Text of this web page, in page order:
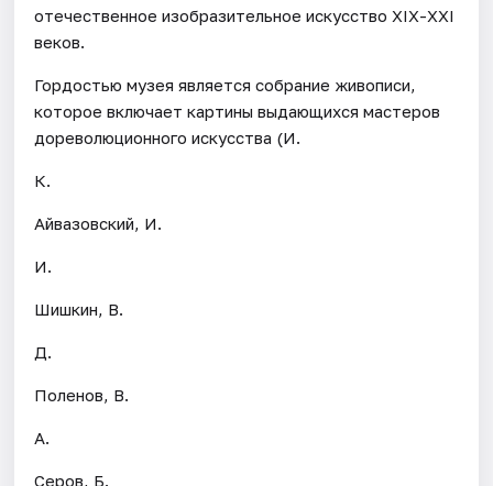
отечественное изобразительное искусство ХIХ-ХХI
веков.
Гордостью музея является собрание живописи,
которое включает картины выдающихся мастеров
дореволюционного искусства (И.
К.
Айвазовский, И.
И.
Шишкин, В.
Д.
Поленов, В.
А.
Серов, Б.